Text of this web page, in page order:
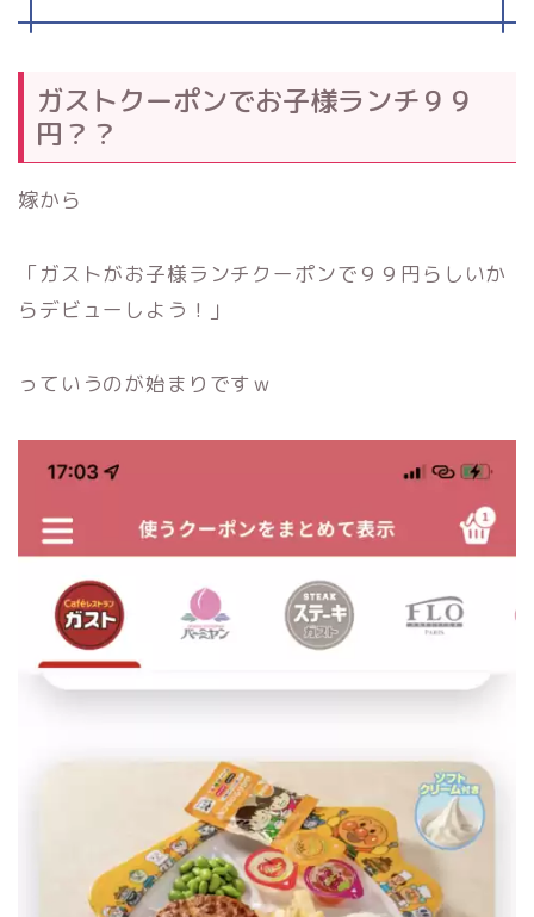
ガストクーポンでお子様ランチ９９
円？？
嫁から
「ガストがお子様ランチクーポンで９９円らしいか
らデビューしよう！」
っていうのが始まりですｗ